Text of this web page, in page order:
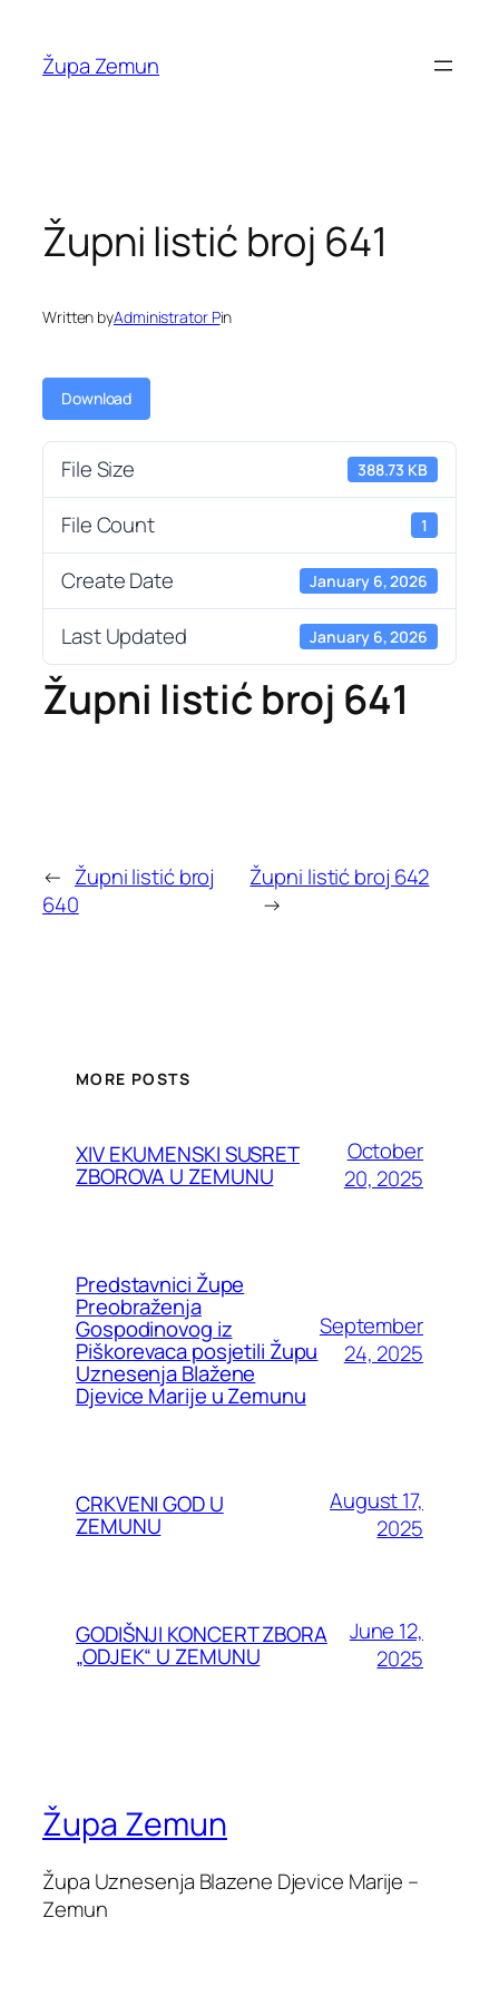
content
Župa Zemun
Župni listić broj 641
Written byAdministrator Pin
Download
File Size 388.73 KB
File Count 1
Create Date January 6, 2026
Last Updated January 6, 2026
Župni listić broj 641
← Župni listić broj
640
Župni listić broj 642
→
MORE POSTS
XIV EKUMENSKI SUSRET
ZBOROVA U ZEMUNU
October
20, 2025
Predstavnici Župe
Preobraženja
Gospodinovog iz
Piškorevaca posjetili Župu
Uznesenja Blažene
Djevice Marije u Zemunu
September
24, 2025
CRKVENI GOD U
ZEMUNU
August 17,
2025
GODIŠNJI KONCERT ZBORA
„ODJEK“ U ZEMUNU
June 12,
2025
Župa Zemun
Župa Uznesenja Blazene Djevice Marije –
Zemun